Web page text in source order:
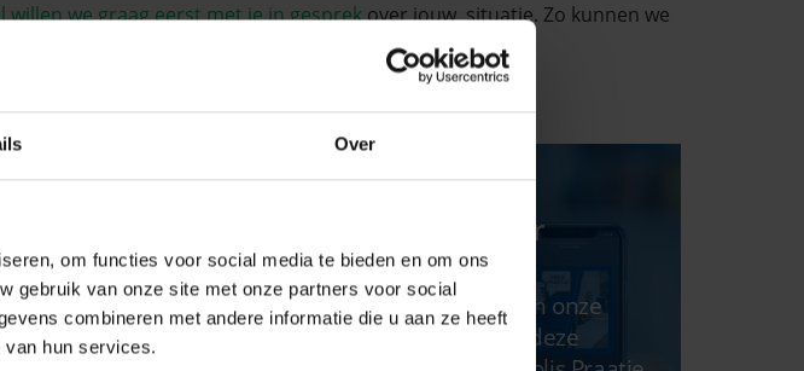
Over
om functies voor social media te bieden en om ons
gebruik van onze site met onze partners voor social
combineren met andere informatie die u aan ze heeft
hun services.
willen we graag eerst met je in gesprekover jouw situatie. Zo kunnen we
Dat noemen wij nu persoonlijk verzekeren.
zonnepanelen voor
particulieren
De nieuwe aflevering van onze
podcast staat online. In deze